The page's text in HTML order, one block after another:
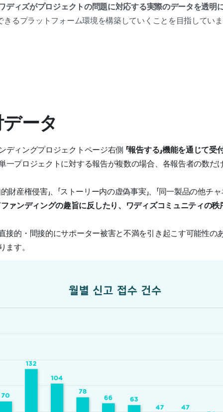
ディズがプロジェクトの問題に対応する実際のデータを透明
きるプラットフォーム環境を構築していくことを目指してい
ータ
ディングプロジェクトページ右側 「報告する」機能を通じて
一プロジェクトに対する報告が複数の場合、各報告者の数だ
的財産権侵害」、「ストーリー内の虚偽事実」、「同一製品の他チ
ファンディングの趣旨に反したり、ワディズコミュニティの秩
接的・間接的にサポーター被害と不満を引き起こす可能性の
ます。